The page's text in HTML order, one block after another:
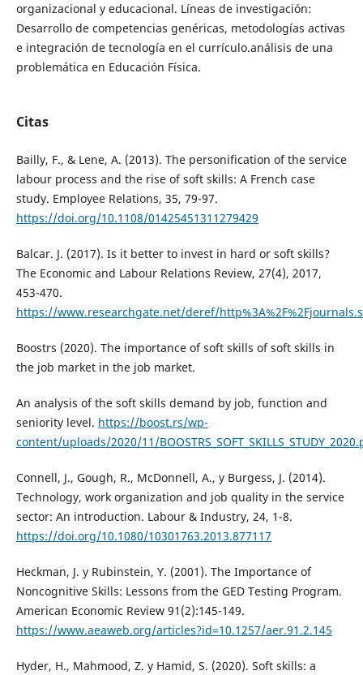
organizacional y educacional. Líneas de investigación:
Desarrollo de competencias genéricas, metodologías activas
e integración de tecnología en el currículo.análisis de una
problemática en Educación Física.
Citas
Bailly, F., & Lene, A. (2013). The personification of the service
labour process and the rise of soft skills: A French case
study. Employee Relations, 35, 79-97.
https://doi.org/10.1108/01425451311279429
Balcar. J. (2017). Is it better to invest in hard or soft skills?
The Economic and Labour Relations Review, 27(4), 2017,
453-470.
https://www.researchgate.net/deref/
Boostrs (2020). The importance of soft skills of soft skills in
the job market in the job market.
An analysis of the soft skills demand by job, function and
seniority level. https://boost.rs/wp-
content/uploads/2020/11/
Connell, J., Gough, R., McDonnell, A., y Burgess, J. (2014).
Technology, work organization and job quality in the service
sector: An introduction. Labour & Industry, 24, 1-8.
https://doi.org/10.1080/10301763.2013.877117
Heckman, J. y Rubinstein, Y. (2001). The Importance of
Noncognitive Skills: Lessons from the GED Testing Program.
American Economic Review 91(2):145-149.
https://www.aeaweb.org/articles?id=10.1257/aer.91.2.145
Hyder, H., Mahmood, Z. y Hamid, S. (2020). Soft skills: a